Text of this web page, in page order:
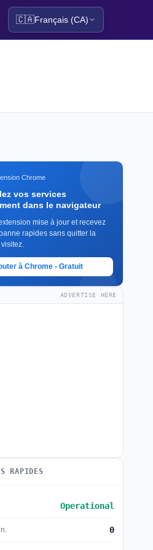
🇨🇦Français (CA)
Chrome
vos services
dans le navigateur
mise à jour et recevez
rapides sans quitter la
à Chrome - Gratuit
ADVERTISE HERE
RAPIDES
Operational
0